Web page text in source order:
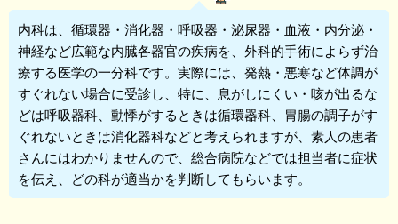
内科は、循環器・消化器・呼吸器・泌尿器・血液・内分泌・
神経など広範な内臓各器官の疾病を、外科的手術によらず治
療する医学の一分科です。実際には、発熱・悪寒など体調が
すぐれない場合に受診し、特に、息がしにくい・咳が出るな
どは呼吸器科、動悸がするときは循環器科、胃腸の調子がす
ぐれないときは消化器科などと考えられますが、素人の患者
さんにはわかりませんので、総合病院などでは担当者に症状
を伝え、どの科が適当かを判断してもらいます。